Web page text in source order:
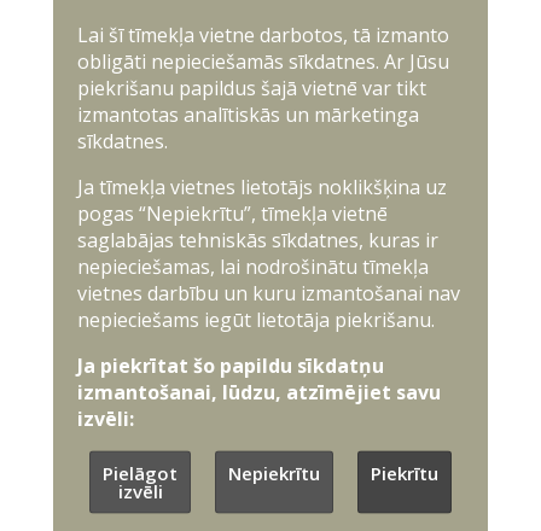
Lai šī tīmekļa vietne darbotos, tā izmanto
obligāti nepieciešamās sīkdatnes. Ar Jūsu
piekrišanu papildus šajā vietnē var tikt
izmantotas analītiskās un mārketinga
sīkdatnes.
Ja tīmekļa vietnes lietotājs noklikšķina uz
pogas “Nepiekrītu”, tīmekļa vietnē
saglabājas tehniskās sīkdatnes, kuras ir
nepieciešamas, lai nodrošinātu tīmekļa
vietnes darbību un kuru izmantošanai nav
nepieciešams iegūt lietotāja piekrišanu.
Ja piekrītat šo papildu sīkdatņu
izmantošanai, lūdzu, atzīmējiet savu
izvēli:
Pielāgot
izvēli
Nepiekrītu Piekrītu